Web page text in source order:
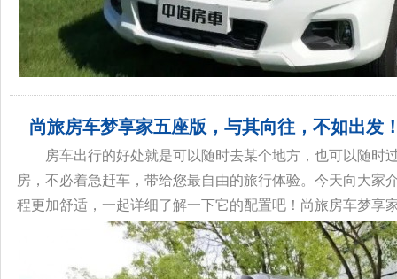
尚旅房车梦享家五座版，与其向往，不如出发
房车出行的好处就是可以随时去某个地方，也可以随
房，不必着急赶车，带给您最自由的旅行体验。今天向大
程更加舒适，一起详细了解一下它的配置吧！尚旅房车梦享